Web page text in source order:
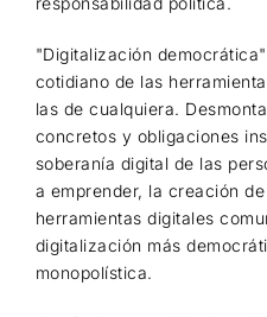
"Digitalización
cotidiano de las
las de cualquiera.
concretos y obligaciones
soberanía digital de las
a emprender, la creación
herramientas digitales
digitalización más
monopolística.